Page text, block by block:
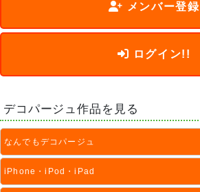
メンバー登録
ログイン!!
デコパージュ作品を見る
なんでもデコパージュ
iPhone・iPod・iPad